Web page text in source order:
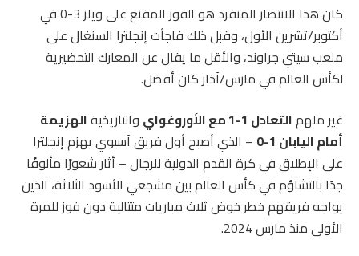
كان هذا الانتصار المنفرد هو الفوز المقنع على ويلز 3-0 في
أكتوبر/تشرين الأول، وقبل ذلك فاجأت إنجلترا السنغال على
ملعب سيتي جراوند، والأقل ما يقال عن المعارك التحضيرية
لكأس العالم في مارس/آذار كان أفضل.
غير ملهمالتعادل 1-1 مع الأوروغواي والتاريخيةالهزيمة
أمام اليابان 1-0
– الذي أصبح أول فريق آسيوي يهزم إنجلترا
على الإطلاق في كرة القدم الدولية للرجال – أثار شعورًا مألوفًا
جدًا بالتشاؤم في كأس العالم بين مشجعي الأسود الثلاثة، الذين
يواجه فريقهم خطر خوض ثلاث مباريات متتالية دون فوز للمرة
الأولى منذ مارس 2024.